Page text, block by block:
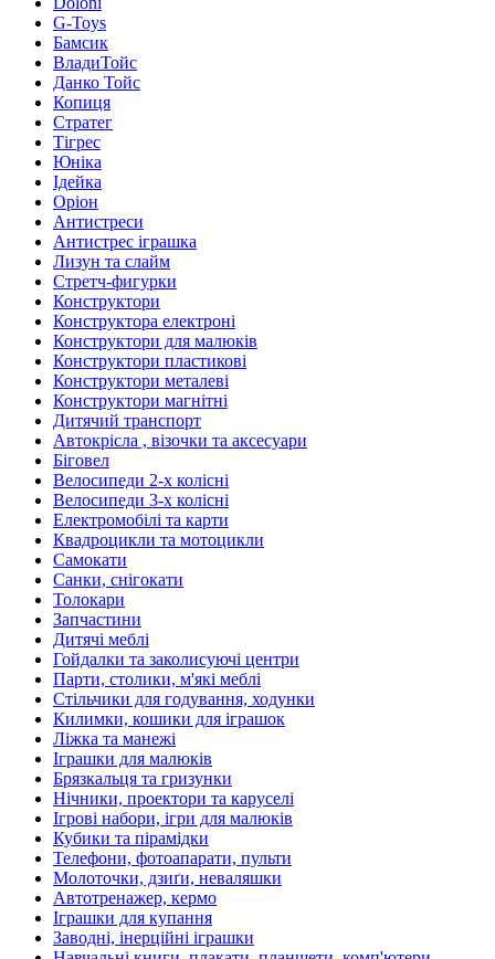
G-Toys
Бамсик
ВладиТойс
Данко Тойс
Копиця
Стратег
Тігрес
Юніка
Ідейка
Оріон
Антистреси
Антистрес іграшка
Лизун та слайм
Стретч-фигурки
Конструктори
Конструктора електроні
Конструктори для малюків
Конструктори пластикові
Конструктори металеві
Конструктори магнітні
Дитячий транспорт
Автокрісла , візочки та аксесуари
Біговел
Велосипеди 2-х колісні
Велосипеди 3-х колісні
Електромобілі та карти
Квадроцикли та мотоцикли
Самокати
Санки, снігокати
Толокари
Запчастини
Дитячі меблі
Гойдалки та заколисуючі центри
Парти, столики, м'які меблі
Стільчики для годування, ходунки
Килимки, кошики для іграшок
Ліжка та манежі
Іграшки для малюків
Брязкальця та гризунки
Нічники, проектори та каруселі
Ігрові набори, ігри для малюків
Кубики та пірамідки
Телефони, фотоапарати, пульти
Молоточки, дзиґи, неваляшки
Автотренажер, кермо
Іграшки для купання
Заводні, інерційні іграшки